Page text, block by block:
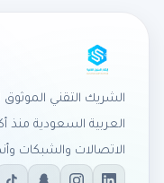
الشريك التقني
الاتصالات والشبكات